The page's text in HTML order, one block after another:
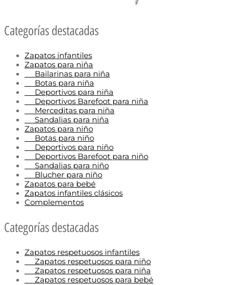
Categorías destacadas
Zapatos infantiles
Zapatos para niña
Bailarinas para niña
Botas para niña
Deportivos para niña
Deportivos Barefoot para niña
Merceditas para niña
Sandalias para niña
Zapatos para niño
Botas para niño
Deportivos para niño
Deportivos Barefoot para niño
Sandalias para niño
Blucher para niño
Zapatos para bebé
Zapatos infantiles clásicos
Complementos
Categorías destacadas
Zapatos respetuosos infantiles
Zapatos respetuosos para niño
Zapatos respetuosos para niña
Zapatos respetuosos para bebé